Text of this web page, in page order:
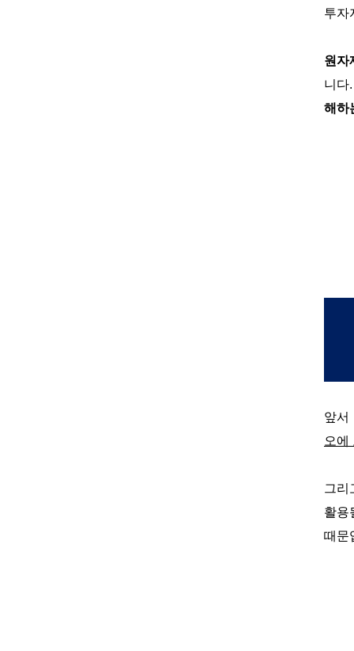
투자
원자
니다
해하
앞서
오에
그리
활용
때문